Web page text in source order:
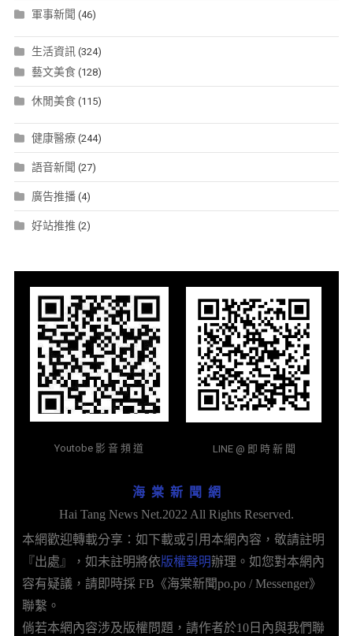
軍事新聞 (46)
生活資訊 (324)
藝文美食(128)
休閒美食(115)
健康醫療(244)
語音新聞 (27)
廣告推播(4)
好站推推 (2)
Youtobe 影 音 頻 道 LINE @ 即 時 新 聞
海 棠 新 聞 網
Hai Tang News Net.2022 All Rights Reserved.
本網歡迎轉載分享：如下載或引用本網內容，敬請註明
『出處』，如未註明將依版權聲明辦理。如您對本網內
容有疑議，請即時採 FB《海棠新聞po.po / Messenger》
聯繫。
倘若本網內容涉及版權問題，請作者於10日內與我們聯